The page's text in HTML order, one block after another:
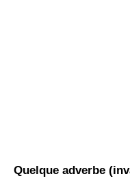
Quelque adverbe